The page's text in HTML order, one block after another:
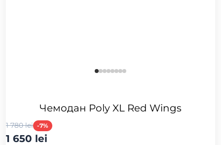
Чемодан Poly XL Red Wings
1 780 lei -7%
1 650 lei